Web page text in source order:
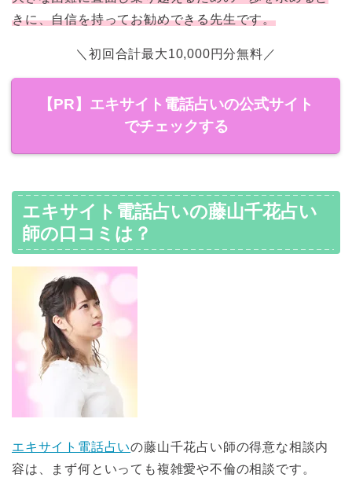
きに、自信を持ってお勧めできる先生です。
＼初回合計最大10,000円分無料／
【PR】エキサイト電話占いの公式サイト
でチェックする
エキサイト電話占いの藤山千花占い
師の口コミは？
エキサイト電話占いの藤山千花占い師の得意な相談内
容は、まず何といっても複雑愛や不倫の相談です。